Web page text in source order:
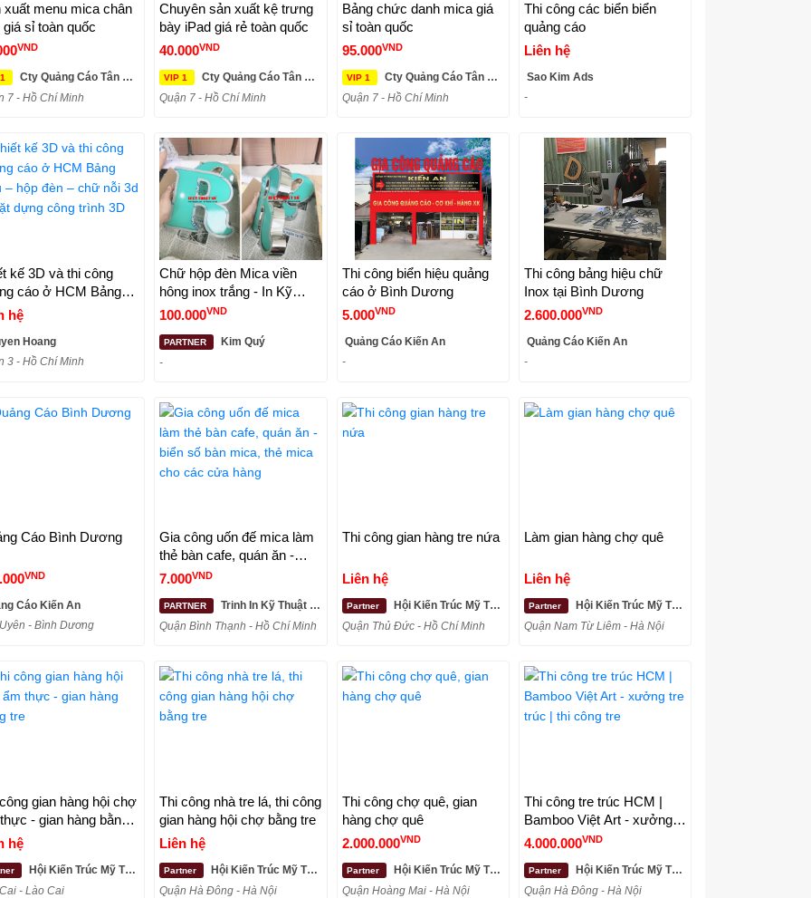
xuất menu mica chân
giá sỉ toàn quốc
VND
Cty Quảng Cáo Tân Mỹ Long
7 - Hồ Chí Minh
Chuyên sản xuất kệ trưng
bày iPad giá rẻ toàn quốc
40.000VND
VIP 1
Cty Quảng Cáo Tân Mỹ Long
Quận 7 - Hồ Chí Minh
Bảng chức danh mica giá
sỉ toàn quốc
95.000VND
VIP 1
Cty Quảng Cáo Tân Mỹ Long
Quận 7 - Hồ Chí Minh
Thi công các biển biển
quảng cáo
Liên hệ
Sao Kim Ads
-
kế 3D và thi công
cáo ở HCM Bảng
– hộp đèn – chữ nỗi
mặt dựng công trình
hệ
Hoang
3 - Hồ Chí Minh
Chữ hộp đèn Mica viền
hông inox trắng - In Kỹ
Thuật Số Since 2006
100.000VND
PARTNER
Kim Quý
-
Thi công biển hiệu quảng
cáo ở Bình Dương
5.000VND
Quảng Cáo Kiến An
-
Thi công bảng hiệu chữ
Inox tại Bình Dương
2.600.000VND
Quảng Cáo Kiến An
-
Cáo Bình Dương
VND
Cáo Kiến An
- Bình Dương
Gia công uốn đế mica làm
thẻ bàn cafe, quán ăn -
biển số bàn mica, thẻ mica
7.000VND
PARTNER
Trinh In Kỹ Thuật Số
Quận Bình Thạnh - Hồ Chí Minh
Thi công gian hàng tre nứa
Liên hệ
Partner
Hội Kiến Trúc Mỹ Thuật Tre - Bamboo Việt Art
Quận Thủ Đức - Hồ Chí Minh
Làm gian hàng chợ quê
Liên hệ
Partner
Hội Kiến Trúc Mỹ Thuật Tre - Bamboo Việt Art
Quận Nam Từ Liêm - Hà Nội
gian hàng hội chợ
- gian hàng bằng
hệ
Hội Kiến Trúc Mỹ Thuật Tre - Bamboo Việt Art
- Lào Cai
Thi công nhà tre lá, thi công
gian hàng hội chợ bằng tre
Liên hệ
Partner
Hội Kiến Trúc Mỹ Thuật Tre - Bamboo Việt Art
Quận Hà Đông - Hà Nội
Thi công chợ quê, gian
hàng chợ quê
2.000.000VND
Partner
Hội Kiến Trúc Mỹ Thuật Tre - Bamboo Việt Art
Quận Hoàng Mai - Hà Nội
Thi công tre trúc HCM |
Bamboo Việt Art - xưởng
tre trúc | thi công tre
4.000.000VND
Partner
Hội Kiến Trúc Mỹ Thuật Tre - Bamboo Việt Art
Quận Hà Đông - Hà Nội